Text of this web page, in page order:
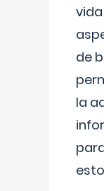
de
la